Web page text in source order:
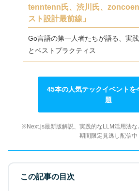
tenntenn氏、渋川氏、
スト設計最前線」
Go言語の第一人者たちが語る、実
とベストプラクティス
45本の人気テックイベントを
題
※Next.js最新版解説、実践的なLLM活用法な
期間限定見逃し配信中
この記事の目次